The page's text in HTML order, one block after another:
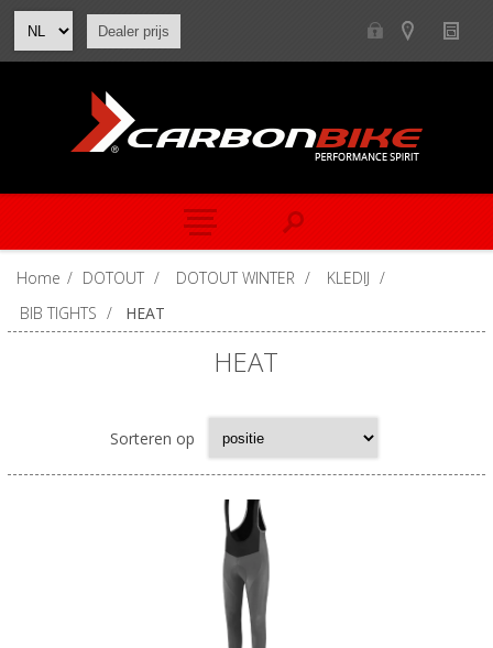
Dealer prijs
Home / DOTOUT / DOTOUT WINTER / KLEDIJ /
BIB TIGHTS / HEAT
HEAT
Sorteren op